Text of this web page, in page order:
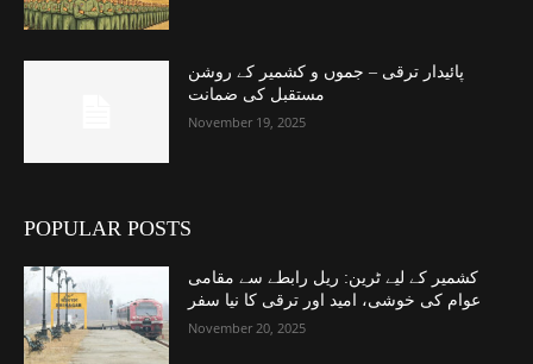
پائیدار ترقی – جموں و کشمیر کے روشن
مستقبل کی ضمانت
November 19, 2025
POPULAR POSTS
کشمیر کے لیے ٹرین: ریل رابطے سے مقامی
عوام کی خوشی، امید اور ترقی کا نیا سفر
November 20, 2025